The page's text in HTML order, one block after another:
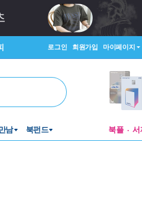
로그인 회원가입 마이페이지
남 북펀드 북플 서